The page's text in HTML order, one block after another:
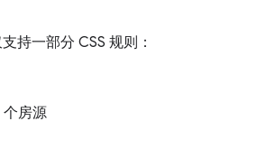
持一部分 CSS 规则：
个房源